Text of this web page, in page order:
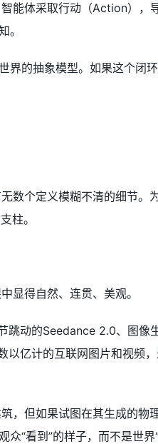
能体采取行动（Action），
。
界的抽象模型。如果这个闭
数个定义模糊不清的细节。
柱。
显得自然、连贯、美观。
跳动的Seedance 2.0、图像
亿计的互联网图片和视频
，但如果试图在其生成的物
“看到”的样子，而不是世界“